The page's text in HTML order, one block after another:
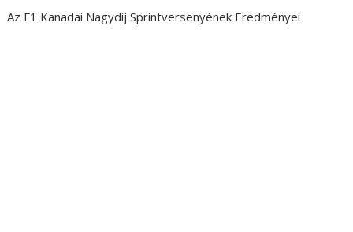
Az F1 Kanadai Nagydíj Sprintversenyének Eredményei